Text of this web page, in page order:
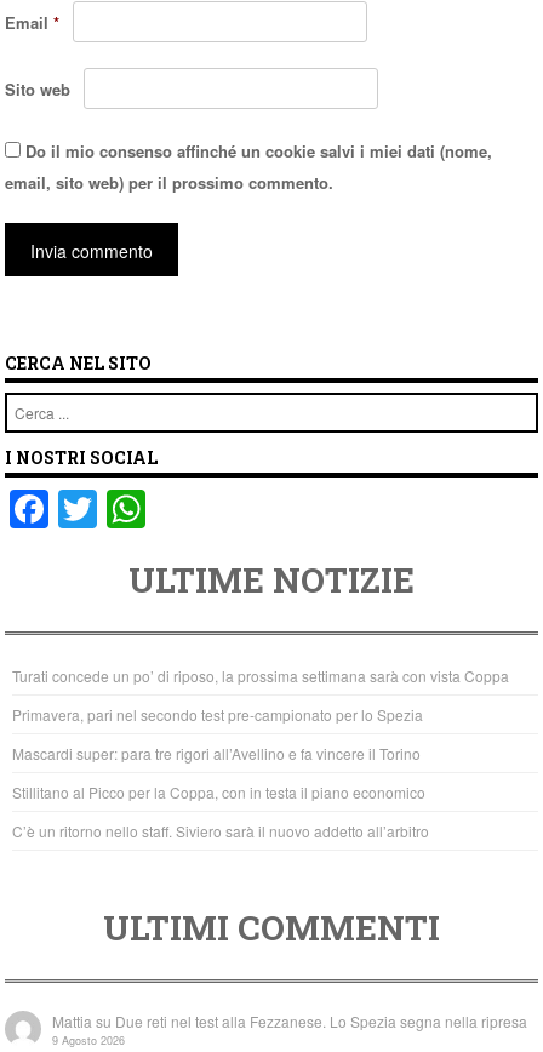
Email*
Sito web
Do il mio consenso affinché un cookie salvi i miei dati (nome,
email, sito web) per il prossimo commento.
CERCA NEL SITO
Cerca
I NOSTRI SOCIAL
F
a
e
b
o
o
k
T
wi
er
at
s
A
p
p
ULTIME NOTIZIE
Turati concede un po’ di riposo, la prossima settimana sarà con vista Coppa
Primavera, pari nel secondo test pre-campionato per lo Spezia
Mascardi super: para tre rigori all’Avellino e fa vincere il Torino
Stillitano al Picco per la Coppa, con in testa il piano economico
C’è un ritorno nello staff. Siviero sarà il nuovo addetto all’arbitro
ULTIMI COMMENTI
Mattia su Due reti nel test alla Fezzanese. Lo Spezia segna nella ripresa
9 Agosto 2026